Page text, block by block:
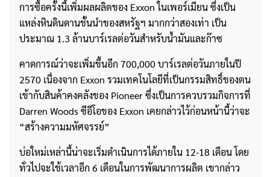
การซื้อครั้งนี้เพิ่มผลผลิตของ Exxon ในเพอร์เมียน ซึ่งเป็น
แหล่งหินดินดานชั้นนำของสหรัฐฯ มากกว่าสองเท่า เป็น
ประมาณ 1.3 ล้านบาร์เรลต่อวันสำหรับน้ำมันและก๊าซ
คาดการณ์ว่าจะเพิ่มขึ้นอีก 700,000 บาร์เรลต่อวันภายในปี
2570 เนื่องจาก Exxon รวมเทคโนโลยีที่เป็นกรรมสิทธิ์ของตน
เข้ากับสินค้าคงคลังของ Pioneer ซึ่งเป็นการควบรวมกิจการที่
Darren Woods ซีอีโอของ Exxon เคยกล่าวไว้ก่อนหน้านี้ว่าจะ
“สร้างความมหัศจรรย์”
บ่อใหม่เหล่านี้น่าจะเริ่มดำเนินการได้ภายใน 12-18 เดือน โดย
ทั่วไปจะใช้เวลาอีก 6 เดือนในการพัฒนาการผลิต เขากล่าว